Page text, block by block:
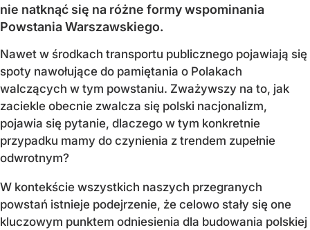
nie natknąć się na różne formy wspominania
Powstania Warszawskiego.
Nawet w środkach transportu publicznego pojawiają się
spoty nawołujące do pamiętania o Polakach
walczących w tym powstaniu. Zważywszy na to, jak
zaciekle obecnie zwalcza się polski nacjonalizm,
pojawia się pytanie, dlaczego w tym konkretnie
przypadku mamy do czynienia z trendem zupełnie
odwrotnym?
W kontekście wszystkich naszych przegranych
powstań istnieje podejrzenie, że celowo stały się one
kluczowym punktem odniesienia dla budowania polskiej